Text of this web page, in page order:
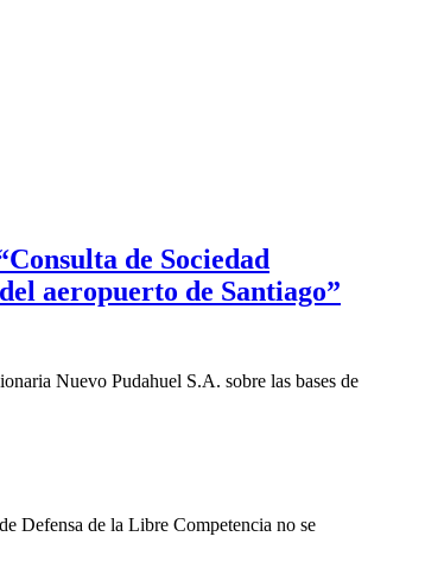
de Sociedad
aeropuerto de Santiago”
Nuevo Pudahuel S.A. sobre las bases de
Defensa de la Libre Competencia no se